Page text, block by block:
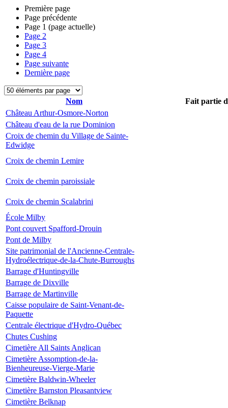
Première page
Page précédente
Page 1 (page actuelle)
Page 2
Page 3
Page 4
Page suivante
Dernière page
Nom
Fait partie
Château Arthur-Osmore-Norton
Château d'eau de la rue Dominion
Croix de chemin du Village de Sainte-
Edwidge
Croix de chemin Lemire
Croix de chemin paroissiale
Croix de chemin Scalabrini
École Milby
Pont couvert Spafford-Drouin
Pont de Milby
Site patrimonial de l'Ancienne-Centrale-
Hydroélectrique-de-la-Chute-Burroughs
Barrage d'Huntingville
Barrage de Dixville
Barrage de Martinville
Caisse populaire de Saint-Venant-de-
Paquette
Centrale électrique d'Hydro-Québec
Chutes Cushing
Cimetière All Saints Anglican
Cimetière Assomption-de-la-
Bienheureuse-Vierge-Marie
Cimetière Baldwin-Wheeler
Cimetière Barnston Pleasantview
Cimetière Belknap